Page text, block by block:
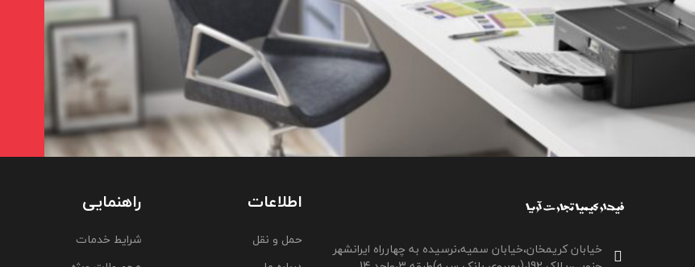
خیابان کریمخان،خیابان سمیه،نرسیده به چهارراه ایرانشهر
اطلاعات
حمل و نقل
راهنمایی
شرایط خدمات